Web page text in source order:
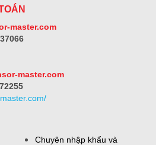
master.com
master.com
Chuyên nhập khẩu và